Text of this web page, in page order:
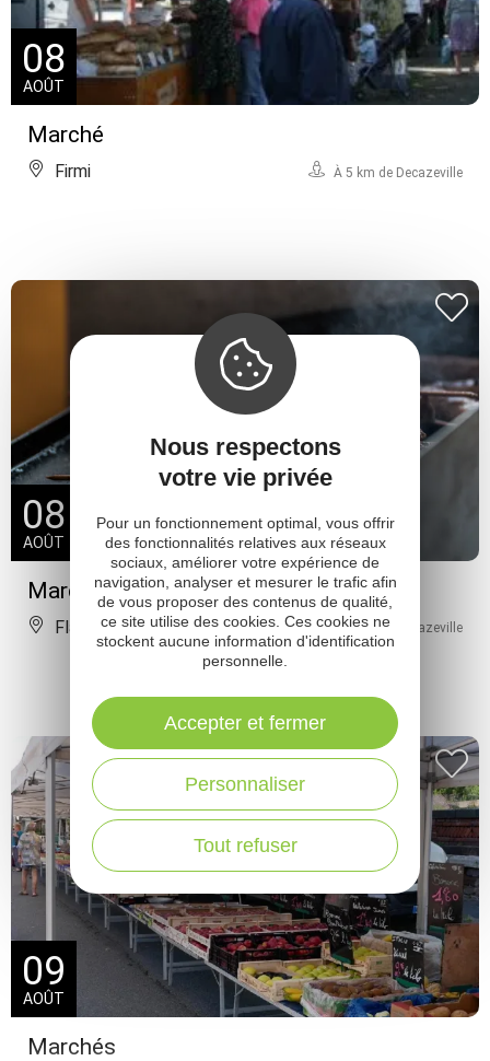
Marché
08
AOÛT
Firmi À 5 km de Decazeville
Marché gourmand
08
AOÛT
Flagnac À 5 km de Decazeville
Marchés
09
AOÛT
Nous respectons
votre vie privée
Pour un fonctionnement optimal, vous offrir
des fonctionnalités relatives aux réseaux
sociaux, améliorer votre expérience de
navigation, analyser et mesurer le trafic afin
de vous proposer des contenus de qualité,
ce site utilise des cookies. Ces cookies ne
stockent aucune information d'identification
personnelle.
Tout refuser
Personnaliser
Accepter et fermer